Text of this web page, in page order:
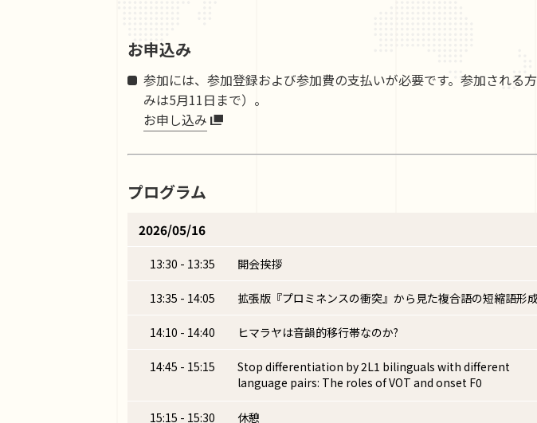
お申込み
参加には、参加登録および参加費の支払いが必要です。参加され
みは5月11日まで）。
お申し込み
プログラム
2026/05/16
13:30 - 13:35 開会挨拶
13:35 - 14:05 拡張版『プロミネンスの衝突』から見た複合語の短縮語形
14:10 - 14:40 ヒマラヤは音韻的移行帯なのか?
14:45 - 15:15
Stop differentiation by 2L1 bilinguals with different
language pairs: The roles of VOT and onset F0
15:15 - 15:30 休憩